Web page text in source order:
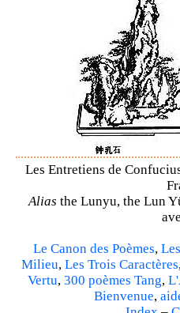
Les Entretiens de
Alias the Lunyu, the Lun
Le Canon des Poèmes,
Milieu, Les Trois Caractères
Vertu, 300 poèmes Tang,
Bienvenue,